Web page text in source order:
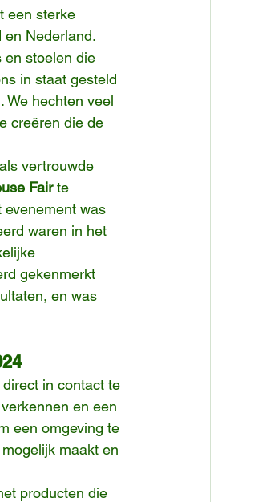
een sterke
en Nederland.
en stoelen die
in staat gesteld
We hechten veel
creëren die de
vertrouwde
Fair te
evenement was
waren in het
gekenmerkt
en was
in contact te
en een
een omgeving te
maakt en
producten die